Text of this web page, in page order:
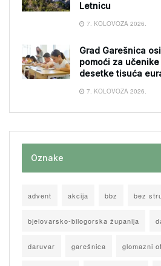
Letnicu
7. KOLOVOZA 2026.
Grad Garešnica
pomoći za
desetke tisuća
7. KOLOVOZA 2026.
Oznake
advent akcija bbz bez
bjelovarsko-bilogorska županija
daruvar garešnica glomazni